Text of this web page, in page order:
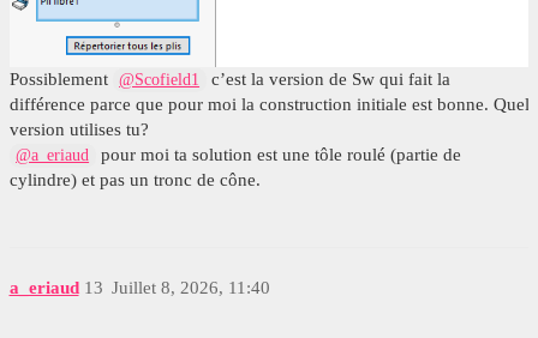
Possiblement @Scofield1
c’est la version de Sw qui fait la
différence parce que pour moi la construction initiale est bonne. Quel
version utilises tu?
@a_eriaud
pour moi ta solution est une tôle roulé (partie de
cylindre) et pas un tronc de cône.
a_eriaud Juillet 8, 2026, 11:40
13